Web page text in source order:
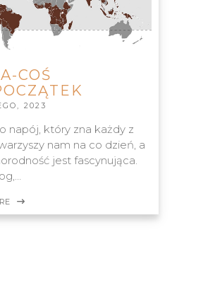
COŚ
2023
napój, który zna każdy z
nam na co dzień, a
jest fascynująca.